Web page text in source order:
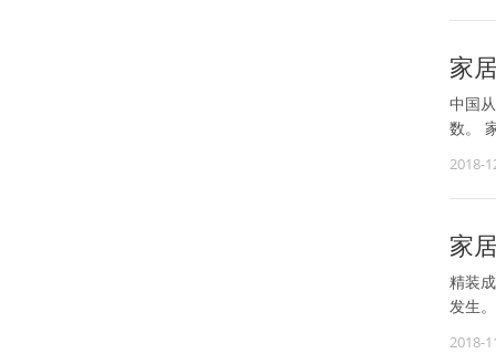
家
中国
数。
2018-
家
精装
发生
2018-